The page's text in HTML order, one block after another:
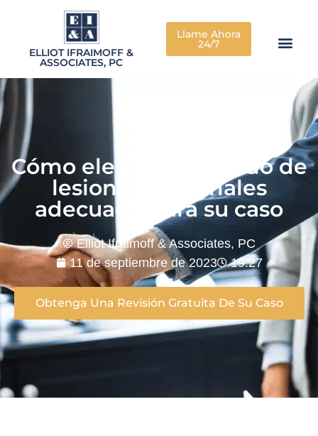
ELLIOT IFRAIMOFF &
ASSOCIATES, PC
Llame Ahora
24/7
Cómo elegir al abogado de
lesiones personales
adecuado para su caso
Elliot Ifraimoff & Associates, PC
11 de septiembre de 2023
19:27
Obtenga Una Revisión Gratuita De Su Caso